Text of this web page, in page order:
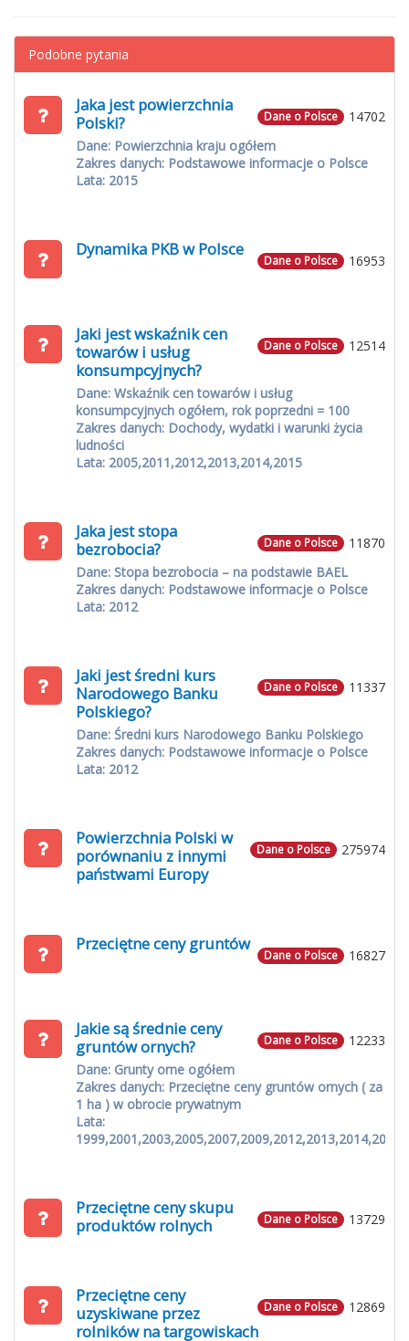
Podobne pytania
14702
Dane o Polsce
Jaka jest powierzchnia
Polski?
Dane: Powierzchnia kraju ogółem
Zakres danych: Podstawowe informacje o Polsce
Lata: 2015
16953
Dane o Polsce
Dynamika PKB w Polsce
12514
Dane o Polsce
Jaki jest wskaźnik cen
towarów i usług
konsumpcyjnych?
Dane: Wskaźnik cen towarów i usług
konsumpcyjnych ogółem, rok poprzedni = 100
Zakres danych: Dochody, wydatki i warunki życia
ludności
Lata: 2005,2011,2012,2013,2014,2015
11870
Dane o Polsce
Jaka jest stopa
bezrobocia?
Dane: Stopa bezrobocia – na podstawie BAEL
Zakres danych: Podstawowe informacje o Polsce
Lata: 2012
11337
Dane o Polsce
Jaki jest średni kurs
Narodowego Banku
Polskiego?
Dane: Średni kurs Narodowego Banku Polskiego
Zakres danych: Podstawowe informacje o Polsce
Lata: 2012
275974
Dane o Polsce
Powierzchnia Polski w
porównaniu z innymi
państwami Europy
16827
Dane o Polsce
Przeciętne ceny gruntów
12233
Dane o Polsce
Jakie są średnie ceny
gruntów ornych?
Dane: Grunty orne ogółem
Zakres danych: Przeciętne ceny gruntów ornych ( za
1 ha ) w obrocie prywatnym
Lata:
1999,2001,2003,2005,2007,2009,2012,2013,2014,2015
13729
Dane o Polsce
Przeciętne ceny skupu
produktów rolnych
12869
Dane o Polsce
Przeciętne ceny
uzyskiwane przez
rolników na targowiskach